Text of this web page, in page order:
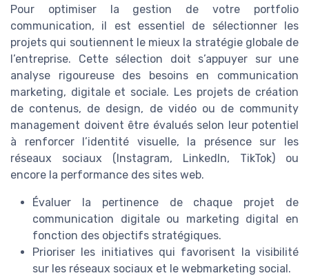
Pour optimiser la gestion de votre portfolio
communication, il est essentiel de sélectionner les
projets qui soutiennent le mieux la stratégie globale de
l’entreprise. Cette sélection doit s’appuyer sur une
analyse rigoureuse des besoins en communication
marketing, digitale et sociale. Les projets de création
de contenus, de design, de vidéo ou de community
management doivent être évalués selon leur potentiel
à renforcer l’identité visuelle, la présence sur les
réseaux sociaux (Instagram, LinkedIn, TikTok) ou
encore la performance des sites web.
Évaluer la pertinence de chaque projet de
communication digitale ou marketing digital en
fonction des objectifs stratégiques.
Prioriser les initiatives qui favorisent la visibilité
sur les réseaux sociaux et le webmarketing social.